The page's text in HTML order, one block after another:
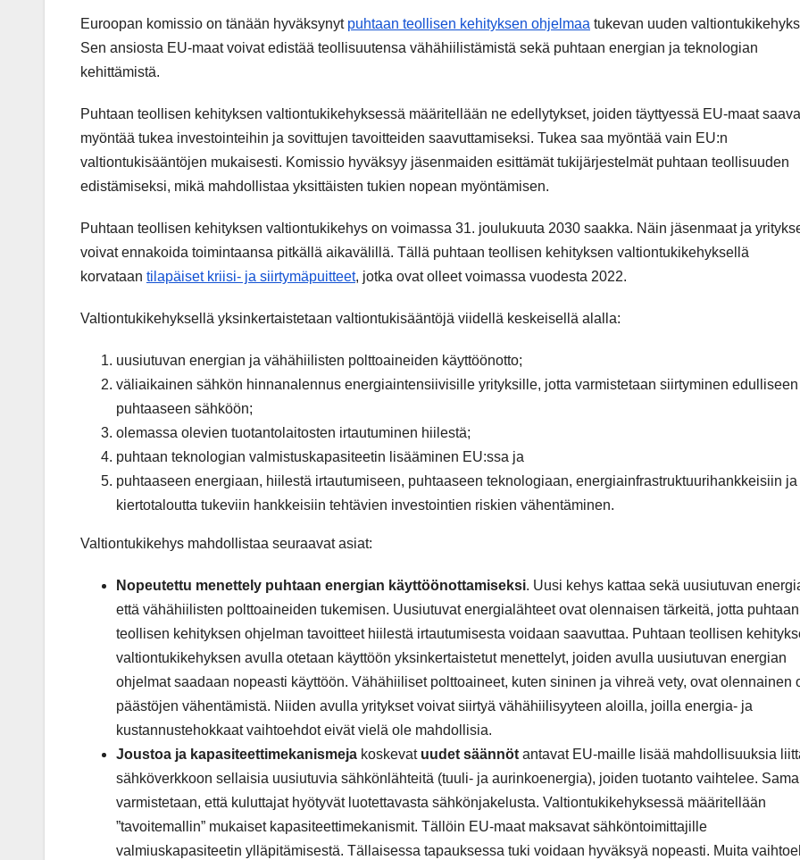
Euroopan komissio on tänään hyväksynyt puhtaan teollisen kehityksen ohjelmaa tukevan uuden
Sen ansiosta EU-maat voivat edistää teollisuutensa vähähiilistämistä sekä puhtaan energian ja teknologian
kehittämistä.
Puhtaan teollisen kehityksen valtiontukikehyksessä määritellään ne edellytykset, joiden täyttyessä EU-maat
myöntää tukea investointeihin ja sovittujen tavoitteiden saavuttamiseksi. Tukea saa myöntää vain EU:n
valtiontukisääntöjen mukaisesti. Komissio hyväksyy jäsenmaiden esittämät tukijärjestelmät puhtaan teollisuuden
edistämiseksi, mikä mahdollistaa yksittäisten tukien nopean myöntämisen.
Puhtaan teollisen kehityksen valtiontukikehys on voimassa 31. joulukuuta 2030 saakka. Näin jäsenmaat ja
voivat ennakoida toimintaansa pitkällä aikavälillä. Tällä puhtaan teollisen kehityksen valtiontukikehyksellä
korvataan tilapäiset kriisi- ja siirtymäpuitteet, jotka ovat olleet voimassa vuodesta 2022.
Valtiontukikehyksellä yksinkertaistetaan valtiontukisääntöjä viidellä keskeisellä alalla:
uusiutuvan energian ja vähähiilisten polttoaineiden käyttöönotto;
väliaikainen sähkön hinnanalennus energiaintensiivisille yrityksille, jotta varmistetaan siirtyminen edulliseen
puhtaaseen sähköön;
olemassa olevien tuotantolaitosten irtautuminen hiilestä;
puhtaan teknologian valmistuskapasiteetin lisääminen EU:ssa ja
puhtaaseen energiaan, hiilestä irtautumiseen, puhtaaseen teknologiaan, energiainfrastruktuurihankkeisiin ja
kiertotaloutta tukeviin hankkeisiin tehtävien investointien riskien vähentäminen.
Valtiontukikehys mahdollistaa seuraavat asiat:
Nopeutettu menettely puhtaan energian käyttöönottamiseksi. Uusi kehys kattaa sekä uusiutuvan
että vähähiilisten polttoaineiden tukemisen. Uusiutuvat energialähteet ovat olennaisen tärkeitä, jotta puhtaan
teollisen kehityksen ohjelman tavoitteet hiilestä irtautumisesta voidaan saavuttaa. Puhtaan teollisen
valtiontukikehyksen avulla otetaan käyttöön yksinkertaistetut menettelyt, joiden avulla uusiutuvan energian
ohjelmat saadaan nopeasti käyttöön. Vähähiiliset polttoaineet, kuten sininen ja vihreä vety, ovat olennainen
päästöjen vähentämistä. Niiden avulla yritykset voivat siirtyä vähähiilisyyteen aloilla, joilla energia- ja
kustannustehokkaat vaihtoehdot eivät vielä ole mahdollisia.
Joustoa ja kapasiteettimekanismeja koskevat uudet säännöt antavat EU-maille lisää mahdollisuuksia
sähköverkkoon sellaisia uusiutuvia sähkönlähteitä (tuuli- ja aurinkoenergia), joiden tuotanto vaihtelee.
varmistetaan, että kuluttajat hyötyvät luotettavasta sähkönjakelusta. Valtiontukikehyksessä määritellään
”tavoitemallin” mukaiset kapasiteettimekanismit. Tällöin EU-maat maksavat sähköntoimittajille
valmiuskapasiteetin ylläpitämisestä. Tällaisessa tapauksessa tuki voidaan hyväksyä nopeasti. Muita